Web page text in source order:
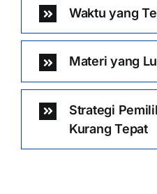
Waktu yang
Materi yang
Strategi
Kurang Tepat